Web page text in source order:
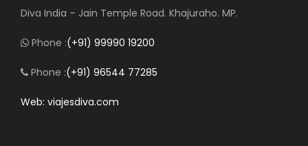
Diva India – Jain Temple Road. Khajuraho. MP.
Phone :(+91) 99990 19200
Phone :(+91) 96544 77285
Web: viajesdiva.com